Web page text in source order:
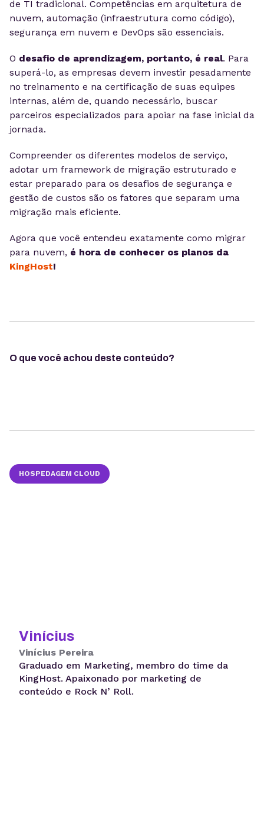
de TI tradicional. Competências em arquitetura de
nuvem, automação (infraestrutura como código),
segurança em nuvem e DevOps são essenciais.
O desafio de aprendizagem, portanto, é real. Para
superá-lo, as empresas devem investir pesadamente
no treinamento e na certificação de suas equipes
internas, além de, quando necessário, buscar
parceiros especializados para apoiar na fase inicial da
jornada.
Compreender os diferentes modelos de serviço,
adotar um framework de migração estruturado e
estar preparado para os desafios de segurança e
gestão de custos são os fatores que separam uma
migração mais eficiente.
Agora que você entendeu exatamente como migrar
para nuvem, é hora de conhecer os planos da
KingHost!
O que você achou deste conteúdo?
HOSPEDAGEM CLOUD
Vinícius
Vinícius Pereira
Graduado em Marketing, membro do time da
KingHost. Apaixonado por marketing de
conteúdo e Rock N’ Roll.